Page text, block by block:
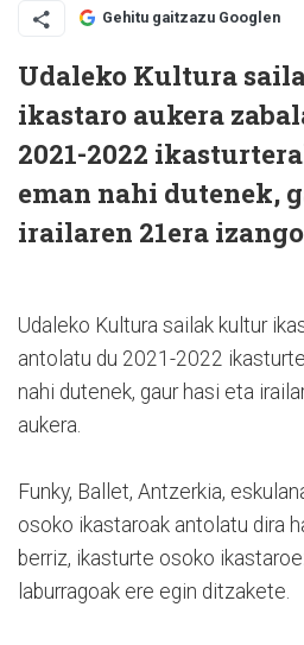
Gehitu gaitzazu Googlen
Udaleko Kultura
ikastaro aukera
2021-2022
eman nahi dutenek,
irailaren 21era
Udaleko Kultura sailak kultur
antolatu du 2021-2022
nahi dutenek, gaur hasi eta
aukera.
Funky, Ballet, Antzerkia,
osoko ikastaroak antolatu dira
berriz, ikasturte osoko
laburragoak ere egin ditzakete.